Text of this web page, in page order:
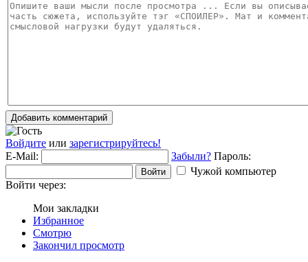
Добавить комментарий
Войдите или зарегистрируйтесь!
E-Mail:
Забыли? Пароль:
Войти
Чужой компьютер
Войти через:
Мои закладки
Избранное
Смотрю
Закончил просмотр